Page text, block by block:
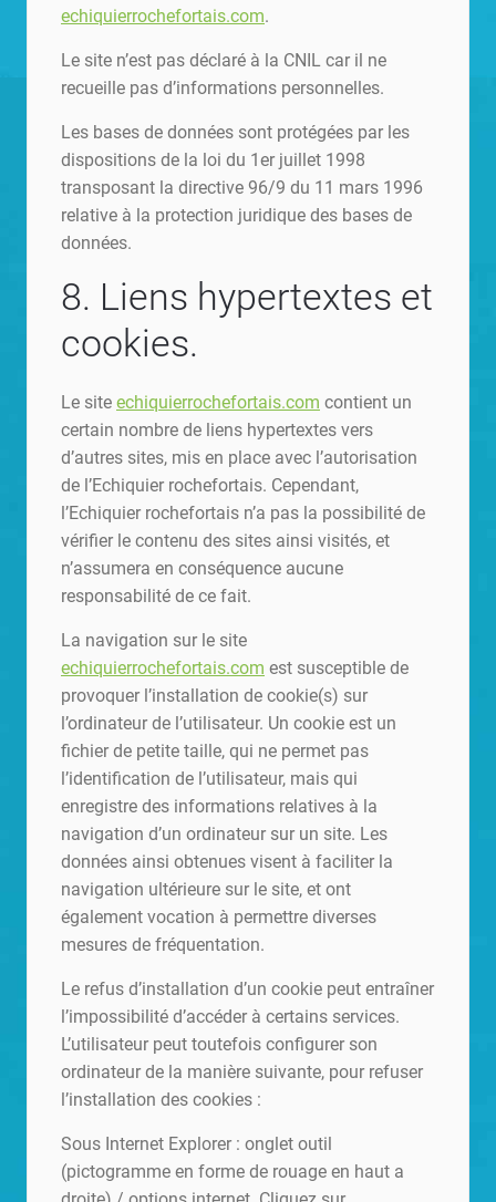
echiquierrochefortais.com.
Le site n’est pas déclaré à la CNIL car il ne
recueille pas d’informations personnelles.
Les bases de données sont protégées par les
dispositions de la loi du 1er juillet 1998
transposant la directive 96/9 du 11 mars 1996
relative à la protection juridique des bases de
données.
8. Liens hypertextes et
cookies.
Le site echiquierrochefortais.com contient un
certain nombre de liens hypertextes vers
d’autres sites, mis en place avec l’autorisation
de l’Echiquier rochefortais. Cependant,
l’Echiquier rochefortais n’a pas la possibilité de
vérifier le contenu des sites ainsi visités, et
n’assumera en conséquence aucune
responsabilité de ce fait.
La navigation sur le site
echiquierrochefortais.com est susceptible de
provoquer l’installation de cookie(s) sur
l’ordinateur de l’utilisateur. Un cookie est un
fichier de petite taille, qui ne permet pas
l’identification de l’utilisateur, mais qui
enregistre des informations relatives à la
navigation d’un ordinateur sur un site. Les
données ainsi obtenues visent à faciliter la
navigation ultérieure sur le site, et ont
également vocation à permettre diverses
mesures de fréquentation.
Le refus d’installation d’un cookie peut entraîner
l’impossibilité d’accéder à certains services.
L’utilisateur peut toutefois configurer son
ordinateur de la manière suivante, pour refuser
l’installation des cookies :
Sous Internet Explorer : onglet outil
(pictogramme en forme de rouage en haut a